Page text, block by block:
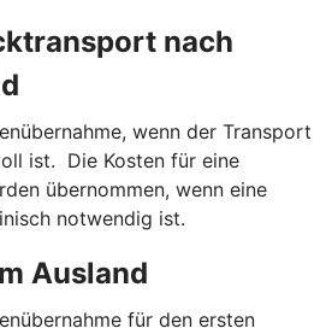
nach
wenn der Transport
ist. Die Kosten für eine
übernommen, wenn eine
notwendig ist.
Ausland
für den ersten